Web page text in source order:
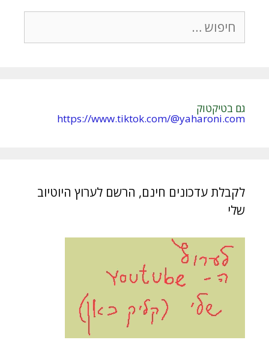
חיפוש:
גם בטיקטוק
https://www.tiktok.com/@yaharoni.com
לקבלת עדכונים חינם, הרשם לערוץ היוטיוב
שלי